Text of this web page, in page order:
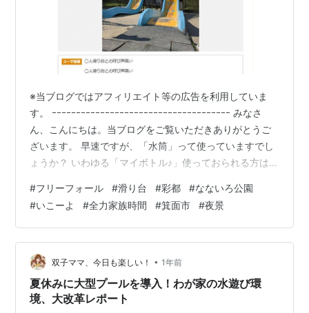
※当ブログではアフィリエイト等の広告を利用していま
す。 ｰｰｰｰｰｰｰｰｰｰｰｰｰｰｰｰｰｰｰｰｰｰｰｰｰｰｰｰｰｰｰｰｰｰｰｰｰ みなさ
ん、こんにちは。当ブログをご覧いただきありがとうご
ざいます。 早速ですが、「水筒」って使っていますでし
ょうか？ いわゆる「マイボトル♪」使っておられる方は多
＊＊＊ 目次 ＊＊＊ ■ フリーフォール滑り台？■ 参考ま
でに（いこーよ 公式HP）■ 参考までに（いこーよ 公式
HP）■ 滑り台の紹介！■ 滑り台！！！■ 参考までに
（5BASE 全力家族時間 ブログ）■ 気持ちを切り替えて
■ まとめ ｰｰｰｰｰｰｰ…
#フリーフォール #滑り台 #彩都 #なないろ公園
#いこーよ #全力家族時間 #箕面市 #夜景
双子ママ、今日も楽しい！ • 1年前
夏休みに大型プールを導入！わが家の水遊び環
境、大改革レポート